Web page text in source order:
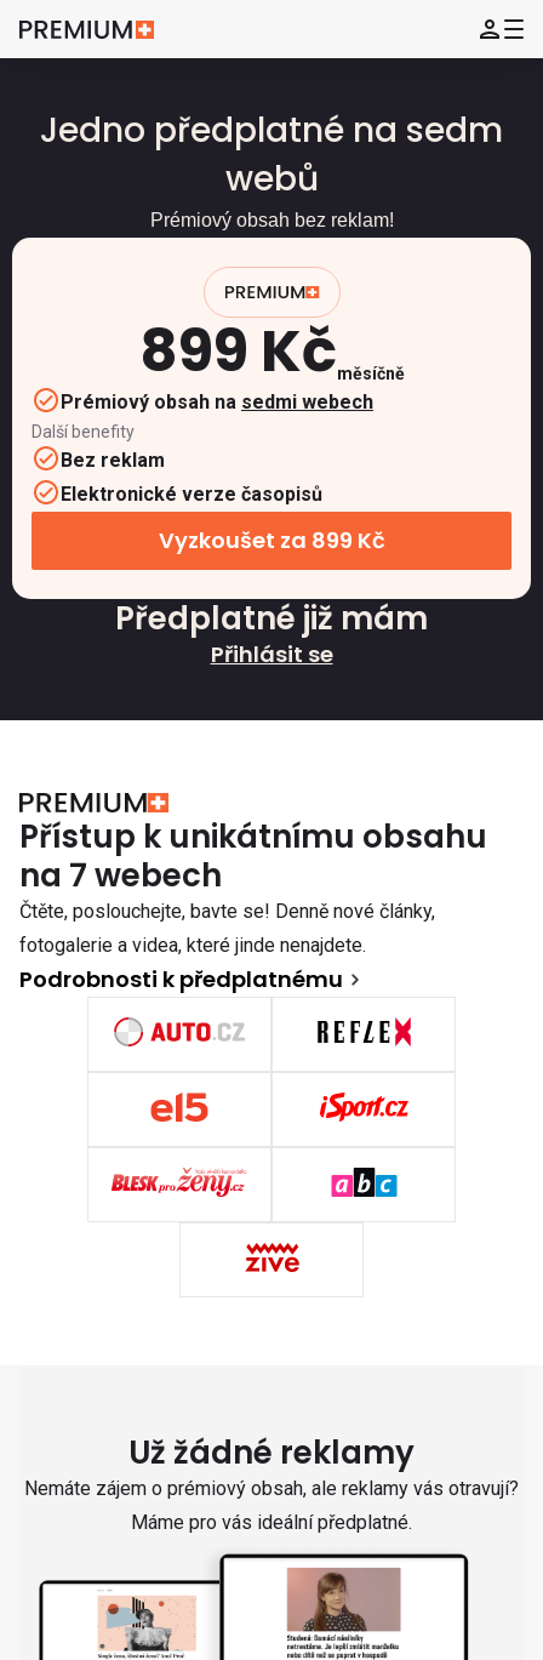
Jedno předplatné na sedm
webů
Prémiový obsah bez reklam!
899 Kčměsíčně
Prémiový obsah na sedmi webech
Další benefity
Bez reklam
Elektronické verze časopisů
Vyzkoušet za 899 Kč
Předplatné již mám
Přihlásit se
Přístup k unikátnímu obsahu
na 7 webech
Čtěte, poslouchejte, bavte se! Denně nové články,
fotogalerie a videa, které jinde nenajdete.
Podrobnosti k předplatnému
Už žádné reklamy
Nemáte zájem o prémiový obsah, ale reklamy vás otravují?
Máme pro vás ideální předplatné.